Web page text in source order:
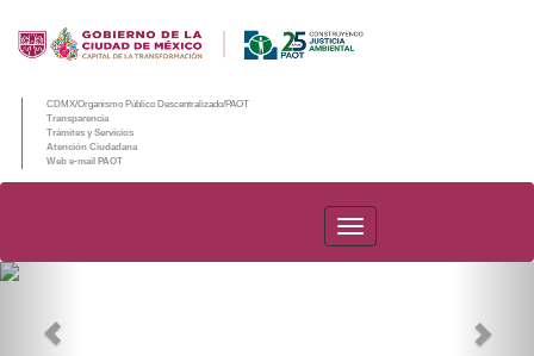
CDMX/Organismo Público Descentralizado/PAOT
Transparencia
Trámites y Servicios
Atención Ciudadana
Web e-mail PAOT
PAOT